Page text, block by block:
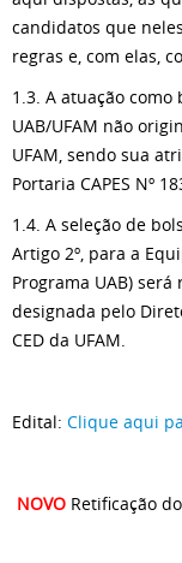
candidatos que
regras e, com elas,
1.3. A atuação
UAB/UFAM não
UFAM, sendo sua
Portaria CAPES Nº
1.4. A seleção de
Artigo 2º, para a
Programa UAB)
designada pelo
CED da UFAM.
Edital: Clique aqui
NOVO Retificação